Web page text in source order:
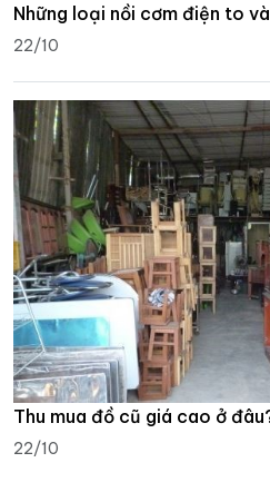
Những loại nồi cơm điện to
22/10
Thu mua đồ cũ giá cao ở
22/10